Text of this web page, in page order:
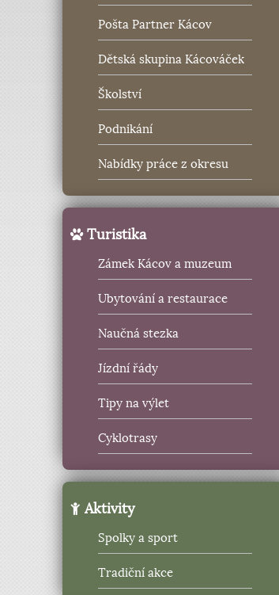
Pošta Partner Kácov
Dětská skupina Kácováček
Školství
Podnikání
Nabídky práce z okresu
Turistika
Zámek Kácov a muzeum
Ubytování a restaurace
Naučná stezka
Jízdní řády
Tipy na výlet
Cyklotrasy
Aktivity
Spolky a sport
Tradiční akce